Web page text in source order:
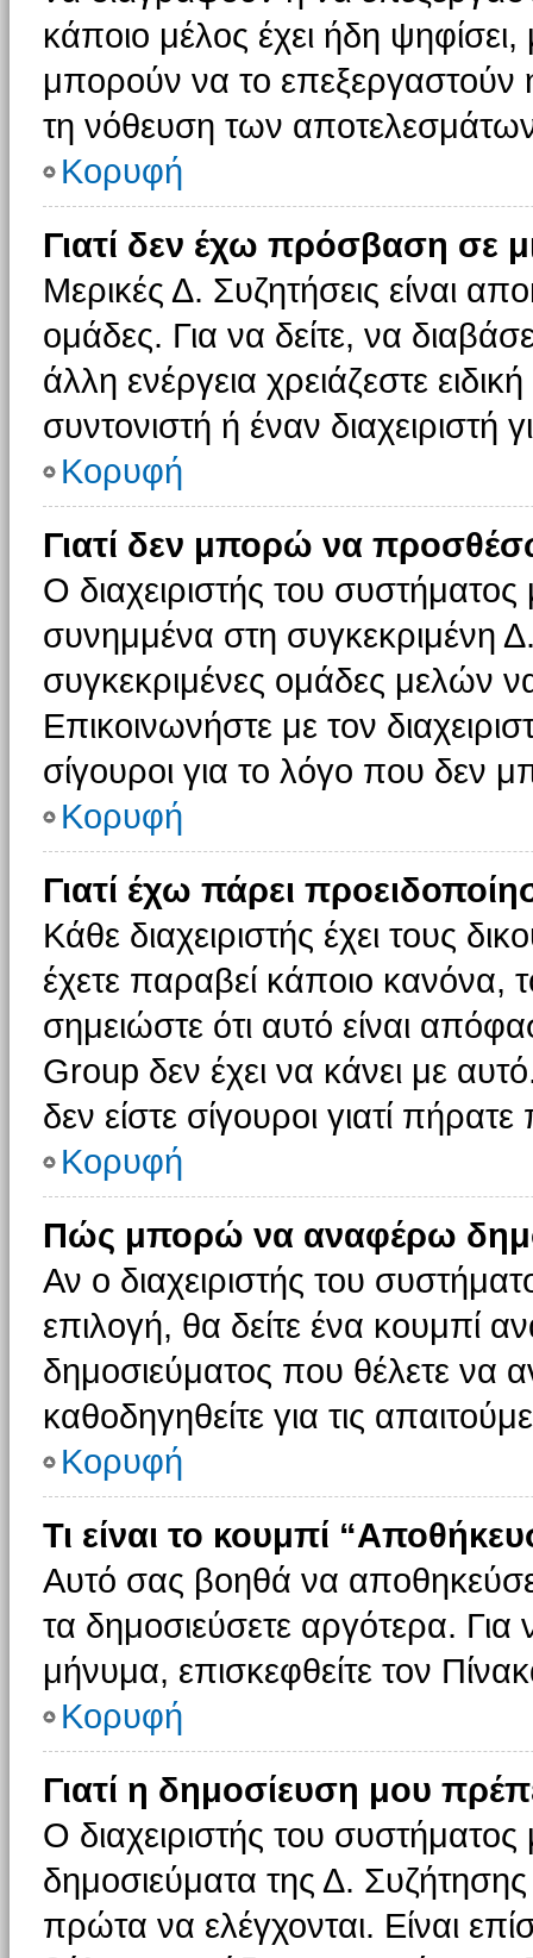
κάποιο μέλος έχει ήδη ψηφίσει,
μπορούν να το επεξεργαστούν
τη νόθευση των
Κορυφή
Γιατί δεν έχω πρόσβαση σε
Μερικές Δ. Συζητήσεις είναι
ομάδες. Για να δείτε, να
άλλη ενέργεια χρειάζεστε
συντονιστή ή έναν διαχειριστή
Κορυφή
Γιατί δεν μπορώ να
Ο διαχειριστής του
συνημμένα στη συγκεκριμένη
συγκεκριμένες ομάδες μελών
Επικοινωνήστε με τον
σίγουροι για το λόγο που δεν
Κορυφή
Γιατί έχω πάρει
Κάθε διαχειριστής έχει τους
έχετε παραβεί κάποιο κανόνα,
σημειώστε ότι αυτό είναι
Group δεν έχει να κάνει με
δεν είστε σίγουροι γιατί
Κορυφή
Πώς μπορώ να αναφέρω
Αν ο διαχειριστής του
επιλογή, θα δείτε ένα κουμπί
δημοσιεύματος που θέλετε να
καθοδηγηθείτε για τις
Κορυφή
Τι είναι το κουμπί
Αυτό σας βοηθά να
τα δημοσιεύσετε αργότερα.
μήνυμα, επισκεφθείτε τον
Κορυφή
Γιατί η δημοσίευση μου
Ο διαχειριστής του συστήματος
δημοσιεύματα της Δ.
πρώτα να ελέγχονται. Είναι